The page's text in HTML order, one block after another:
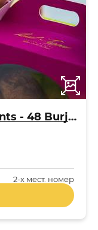
Dream Inn Dubai Apartments - 48 Burj Gate
2-x мест. номер